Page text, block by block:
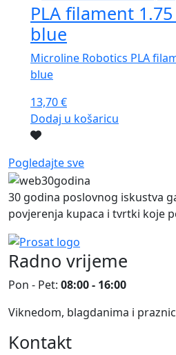
PLA filament
blue
Microline Robotics PLA
blue
13,70€
Dodaj u košaricu
Pogledajte sve
30 godina poslovnog iskustva
povjerenja kupaca i tvrtki koje
Radno vrijeme
Pon - Pet: 08:00 - 16:00
Viknedom, blagdanima i
Kontakt